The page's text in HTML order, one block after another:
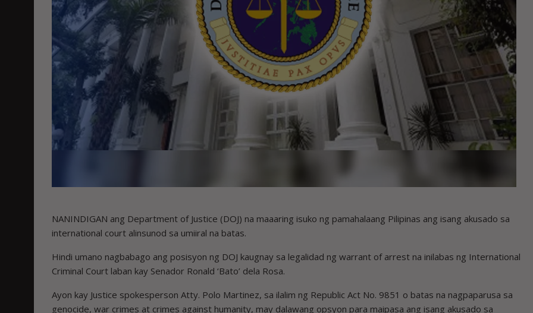
NANINDIGAN ang Department of Justice (DOJ) na maaaring isuko ng pamahalaang Pilipinas ang isang akusado sa
international court alinsunod sa umiiral na batas.
Hindi umano nagbabago ang posisyon ng DOJ kaugnay sa legalidad ng warrant of arrest na inilabas ng International
Criminal Court laban kay Senador Ronald ‘Bato’ dela Rosa.
Ayon kay Justice spokesperson Atty. Polo Martinez, sa ilalim ng Republic Act No. 9851 o batas na nagpaparusa sa
genocide, war crimes at crimes against humanity, may dalawang opsyon para maipasa ang isang akusado sa